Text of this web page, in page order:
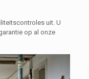
uit. U
op al onze